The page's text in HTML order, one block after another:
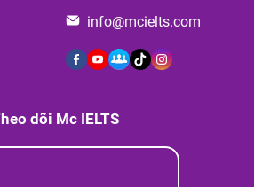
info@mcielts.com
dõi Mc IELTS